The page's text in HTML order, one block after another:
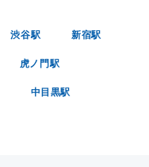
渋谷駅 新宿駅
虎ノ門駅
中目黒駅